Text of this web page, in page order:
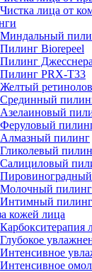
Чистка лица от
Миндальный
Пилинг Biorepeel
Пилинг Джесснера
Пилинг PRX-T33
Желтый
Срединный
Азелаиновый
Феруловый
Алмазный пилинг
Гликолевый
Салициловый
Молочный пилинг
Интимный пилинг
кожей лица
Карбокситерапия
Глубокое
Интенсивное
Интенсивное